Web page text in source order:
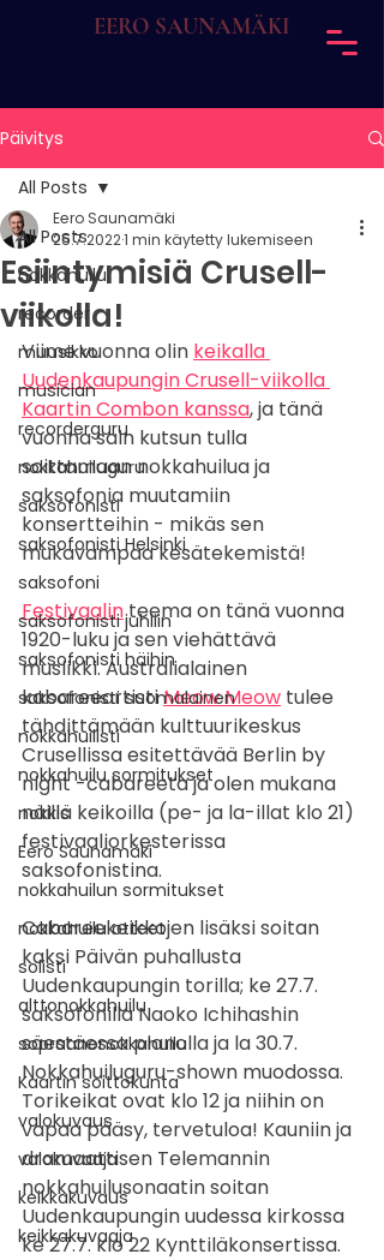
EERO SAUNAMÄKI
Päivitys
All Posts
nokkahuilu
recorder
muusikko
musician
recorderguru
nokkahuiluguru
saksofonisti
saksofonisti Helsinki
saksofoni
saksofonisti juhliin
saksofonisti häihin
saksofonisti suomalainen
nokkahuilisti
nokkahuilu sormitukset
nokkis
Eero Saunamäki
nokkahuilun sormitukset
nokkahuilu otteet
solisti
alttonokkahuilu
sopraanonokkahuilu
Kaartin soittokunta
valokuvaus
valokuvaaja
keikkakuvaus
keikkakuvaaja
All Posts
Esiintymisiä Crusell-
viikolla!
Eero Saunamäki
25.7.20221 min käytetty lukemiseen
Viime vuonna olin keikalla
Uudenkaupungin Crusell-viikolla
Kaartin Combon kanssa, ja tänä
vuonna sain kutsun tulla
soittamaan nokkahuilua ja
saksofonia muutamiin
konsertteihin - mikäs sen
mukavampaa kesätekemistä!
Festivaalin teema on tänä vuonna
1920-luku ja sen viehättävä
musiikki. Australialainen
kabareeartisti Meow Meow tulee
tähdittämään kulttuurikeskus
Crusellissa esitettävää Berlin by
night -cabareeta ja olen mukana
näillä keikoilla (pe- ja la-illat klo 21)
festivaaliorkesterissa
saksofonistina.
Cabareekeikkojen lisäksi soitan
kaksi Päivän puhallusta
Uudenkaupungin torilla; ke 27.7.
saksofonilla Naoko Ichihashin
säestäessa pianolla ja la 30.7.
Nokkahuiluguru-shown muodossa.
Torikeikat ovat klo 12 ja niihin on
vapaa pääsy, tervetuloa! Kauniin ja
dramaattisen Telemannin
nokkahuilusonaatin soitan
Uudenkaupungin uudessa kirkossa
ke 27.7. klo 22 Kynttiläkonsertissa.